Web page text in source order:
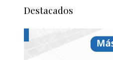
Destacados